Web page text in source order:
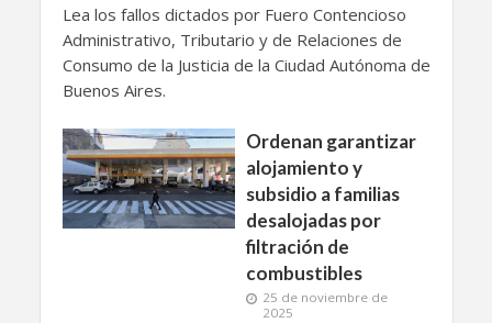
Lea los fallos dictados por Fuero Contencioso
Administrativo, Tributario y de Relaciones de
Consumo de la Justicia de la Ciudad Autónoma de
Buenos Aires.
Ordenan garantizar
alojamiento y
subsidio a familias
desalojadas por
filtración de
combustibles
25 de noviembre de
2025